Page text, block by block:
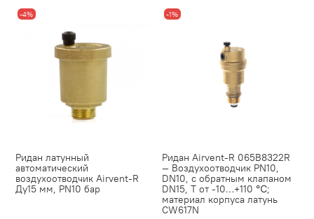
-4%
Ридан латунный
автоматический
воздухоотводчик Airvent-R
Ду15 мм, PN10 бар
-1%
Ридан Airvent-R 065B8322R
— Воздухоотводчик PN10,
DN10, с обратным клапаном
DN15, Т от -10…+110 ℃;
материал корпуса латунь
CW617N